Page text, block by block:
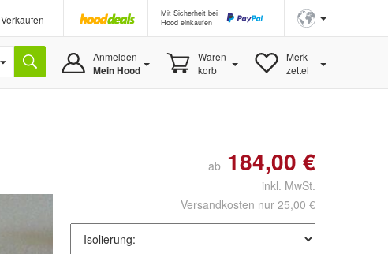
Verkaufen
Mit Sicherheit bei
Hood einkaufen
Anmelden
Mein Hood
Waren-
korb
Merk-
zettel
ab 184,00 €
inkl. MwSt.
Versandkosten nur 25,00 €